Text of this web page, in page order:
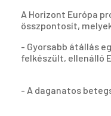
A Horizont Európa
összpontosít,
- Gyorsabb átállás
felkészült, ellenálló
- A daganatos